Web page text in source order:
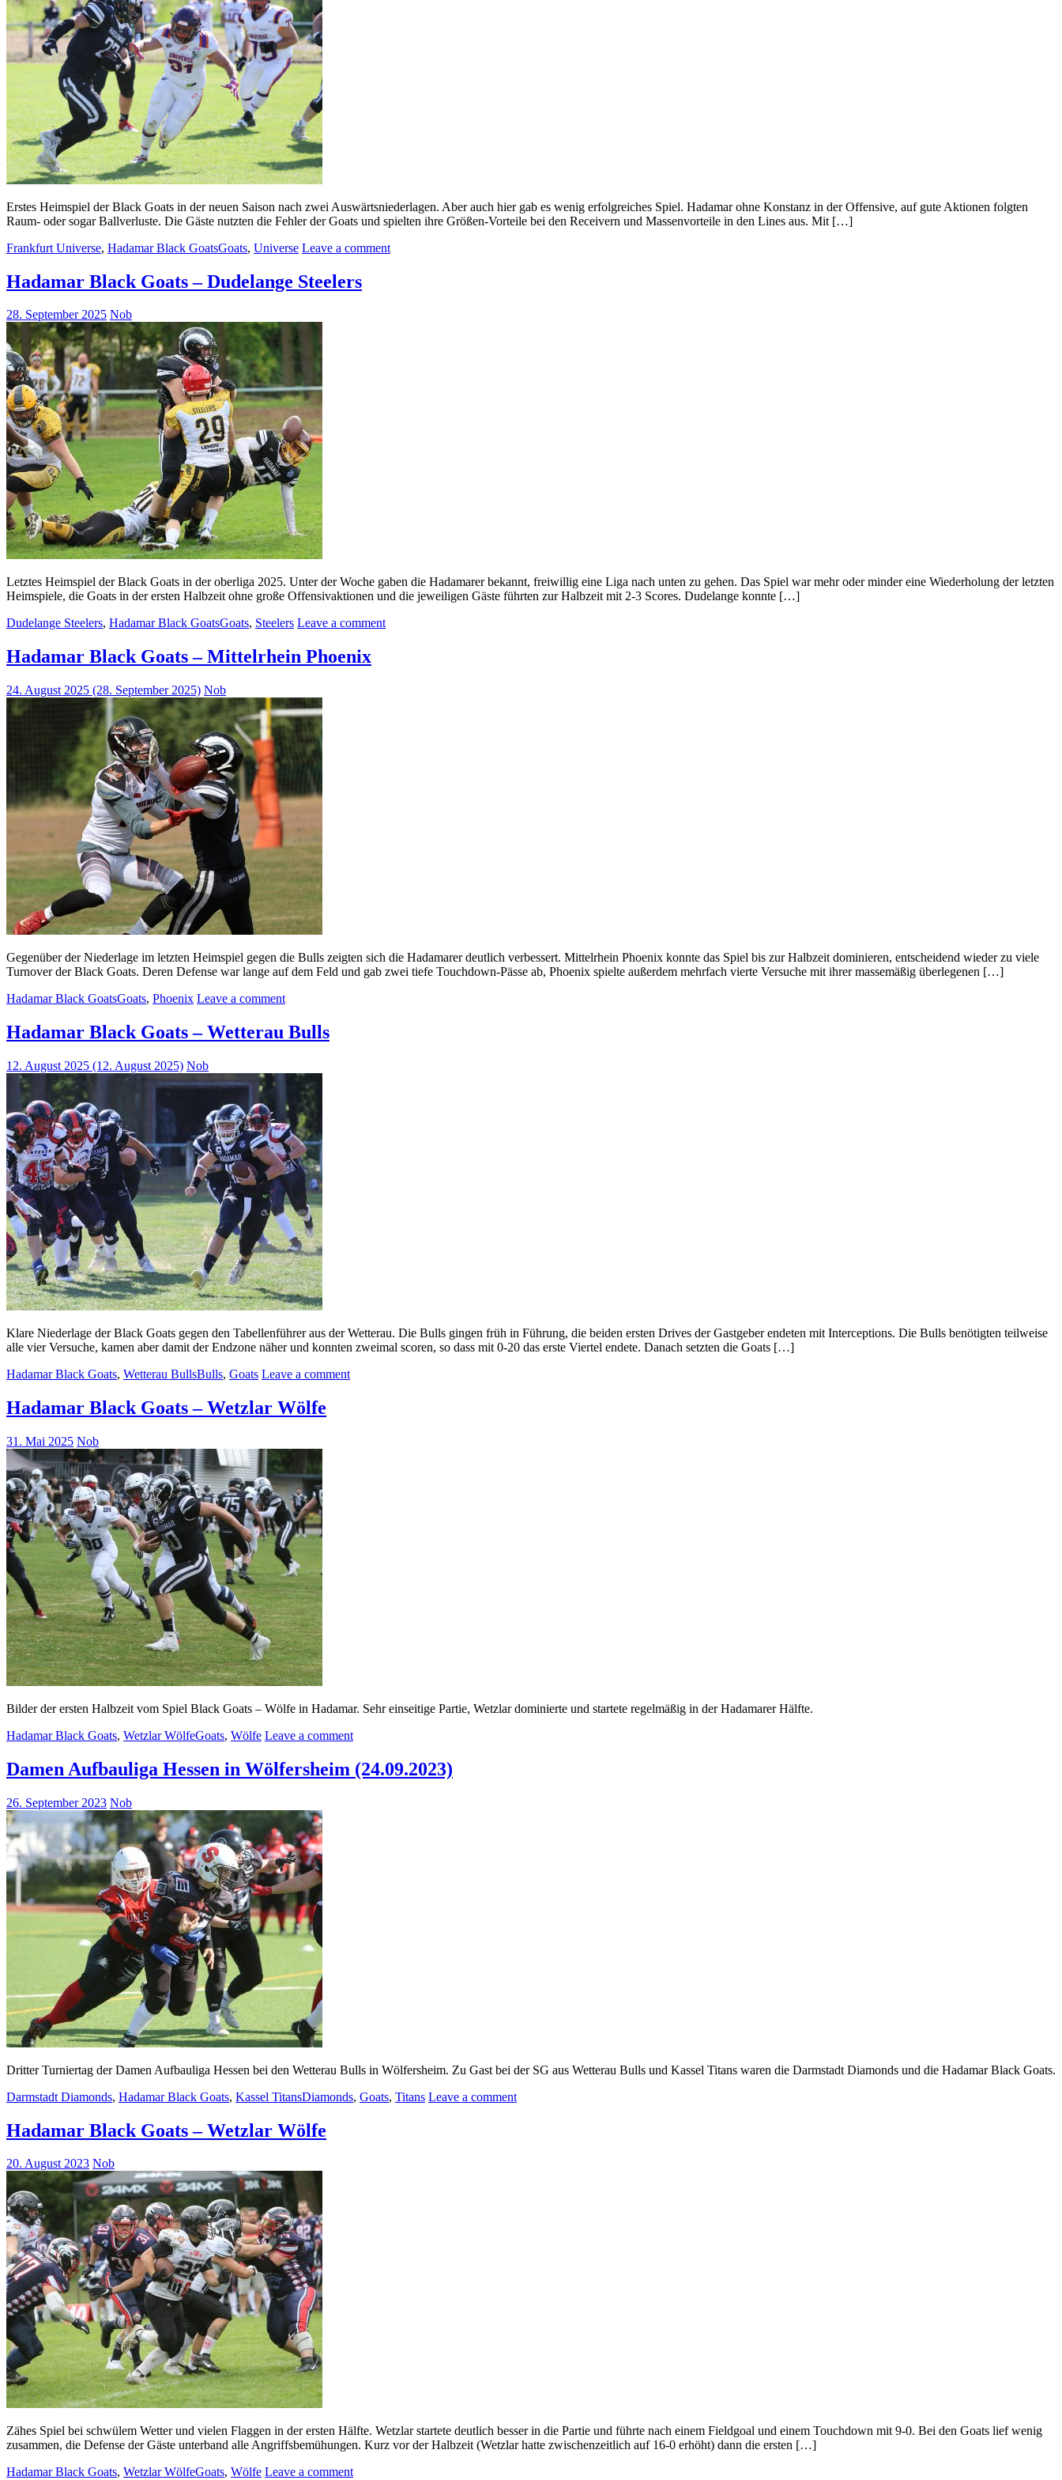
Erstes Heimspiel der Black Goats in der neuen Saison nach zwei Auswärtsniederlagen. Aber auch hier gab es wenig erfolgreiches Spiel. Hadamar ohne Konstanz in der Offensive, auf gute Aktionen folgten
Raum- oder sogar Ballverluste. Die Gäste nutzten die Fehler der Goats und spielten ihre Größen-Vorteile bei den Receivern und Massenvorteile in den Lines aus. Mit […]
Frankfurt Universe, Hadamar Black GoatsGoats, Universe Leave a comment
Hadamar Black Goats – Dudelange Steelers
28. September 2025 Nob
Letztes Heimspiel der Black Goats in der oberliga 2025. Unter der Woche gaben die Hadamarer bekannt, freiwillig eine Liga nach unten zu gehen. Das Spiel war mehr oder minder eine Wiederholung der letzten
Heimspiele, die Goats in der ersten Halbzeit ohne große Offensivaktionen und die jeweiligen Gäste führten zur Halbzeit mit 2-3 Scores. Dudelange konnte […]
Dudelange Steelers, Hadamar Black GoatsGoats, Steelers Leave a comment
Hadamar Black Goats – Mittelrhein Phoenix
24. August 2025 (28. September 2025) Nob
Gegenüber der Niederlage im letzten Heimspiel gegen die Bulls zeigten sich die Hadamarer deutlich verbessert. Mittelrhein Phoenix konnte das Spiel bis zur Halbzeit dominieren, entscheidend wieder zu viele
Turnover der Black Goats. Deren Defense war lange auf dem Feld und gab zwei tiefe Touchdown-Pässe ab, Phoenix spielte außerdem mehrfach vierte Versuche mit ihrer massemäßig überlegenen […]
Hadamar Black GoatsGoats, Phoenix Leave a comment
Hadamar Black Goats – Wetterau Bulls
12. August 2025 (12. August 2025) Nob
Klare Niederlage der Black Goats gegen den Tabellenführer aus der Wetterau. Die Bulls gingen früh in Führung, die beiden ersten Drives der Gastgeber endeten mit Interceptions. Die Bulls benötigten teilweise
alle vier Versuche, kamen aber damit der Endzone näher und konnten zweimal scoren, so dass mit 0-20 das erste Viertel endete. Danach setzten die Goats […]
Hadamar Black Goats, Wetterau BullsBulls, Goats Leave a comment
Hadamar Black Goats – Wetzlar Wölfe
31. Mai 2025 Nob
Bilder der ersten Halbzeit vom Spiel Black Goats – Wölfe in Hadamar. Sehr einseitige Partie, Wetzlar dominierte und startete regelmäßig in der Hadamarer Hälfte.
Hadamar Black Goats, Wetzlar WölfeGoats, Wölfe Leave a comment
Damen Aufbauliga Hessen in Wölfersheim (24.09.2023)
26. September 2023 Nob
Dritter Turniertag der Damen Aufbauliga Hessen bei den Wetterau Bulls in Wölfersheim. Zu Gast bei der SG aus Wetterau Bulls und Kassel Titans waren die Darmstadt Diamonds und die Hadamar Black Goats.
Darmstadt Diamonds, Hadamar Black Goats, Kassel TitansDiamonds, Goats, Titans Leave a comment
Hadamar Black Goats – Wetzlar Wölfe
20. August 2023 Nob
Zähes Spiel bei schwülem Wetter und vielen Flaggen in der ersten Hälfte. Wetzlar startete deutlich besser in die Partie und führte nach einem Fieldgoal und einem Touchdown mit 9-0. Bei den Goats lief wenig
zusammen, die Defense der Gäste unterband alle Angriffsbemühungen. Kurz vor der Halbzeit (Wetzlar hatte zwischenzeitlich auf 16-0 erhöht) dann die ersten […]
Hadamar Black Goats, Wetzlar WölfeGoats, Wölfe Leave a comment